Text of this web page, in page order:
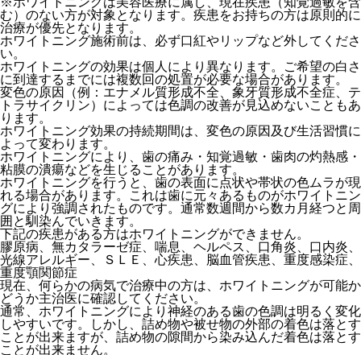
む）のない方が対象 となります。疾患をお持ちの方は原則的に
治療が優先となります。
ホワイトニング施術前は、必ず口紅やリップなど外してくださ
い。
ホワイトニングの効果は個人により異なります。ご希望の白さ
に到達するまでには複数回の処置が必要な場合があります。
変色の原因（例：エナメル質形成不全、象牙質形成不全症、テ
トラサイクリン）によっては色調の改善が見込めないこともあ
ります。
ホワイトニング効果の持続期間は、変色の原因及び生活習慣に
よって変わります。
ホワイトニングにより、歯の痛み・知覚過敏・歯肉の灼熱感・
粘膜の潰瘍などを生じることがあります。
ホワイトニングを行うと、歯の表面に点状や帯状の色ムラが現
れる場合があります。これは歯に元々あるものがホワイトニン
グにより強調されたものです。通常数週間から数カ月経つと周
囲と馴染んでいきます。
下記の疾患がある方はホワイトニングができません。
膠原病、無カタラーゼ症、喘息、ヘルペス、口角炎、口内炎、
光線アレルギー、ＳＬＥ、心疾患、脳血管疾患、重度感染症、
重度顎関節症
現在、何らかの病気で治療中の方は、ホワイトニングが可能か
どうか主治医に確認してください。
通常、ホワイトニングにより神経のある歯の色調は明るく変化
しやすいです。しかし、詰め物や被せ物の外部の着色は落とす
ことが出来ますが、詰め物の隙間から染み込んだ着色は落とす
ことが出来ません。